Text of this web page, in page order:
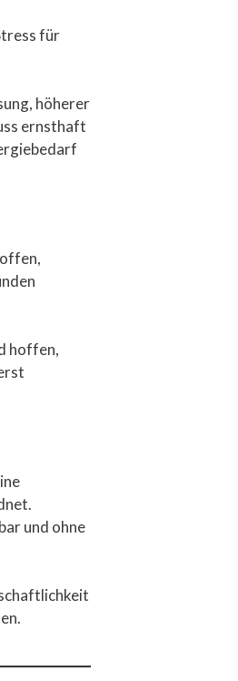
für
höherer
ernsthaft
hoffen,
und ohne